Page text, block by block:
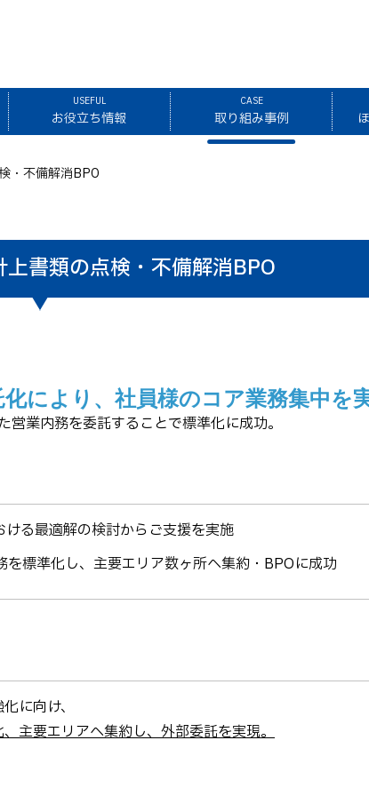
USEFUL
お役立ち情報
CASE
取り組み事例
・不備解消BPO
上書類の点検・不備解消BPO
により、社員様のコア業務集中を
業内務を委託することで標準化に成功。
る最適解の検討からご支援を実施
標準化し、主要エリア数ヶ所へ集約・BPOに成功
に向け、
主要エリアへ集約し、外部委託を実現。